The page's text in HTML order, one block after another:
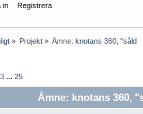
in Registrera
» Projekt» Ämne:knotans 360, "såld
...25
Ämne: knotans 360,